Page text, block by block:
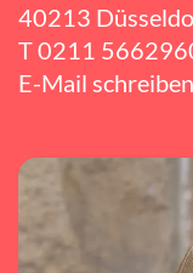
40213
T 0211
E-Mail schreiben